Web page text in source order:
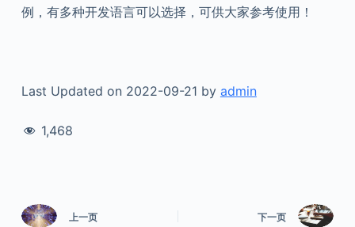
例，有多种开发语言可以选择，可供大家参考使用！
Last Updated on 2022-09-21 by admin
1,468
上一页 下一页